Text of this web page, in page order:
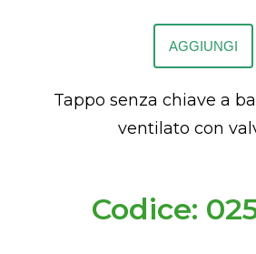
AGGIUNGI
Tappo senza chiave a
ventilato con
Codice: